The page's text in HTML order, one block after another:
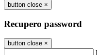
button close ×
Recupero password
button close ×